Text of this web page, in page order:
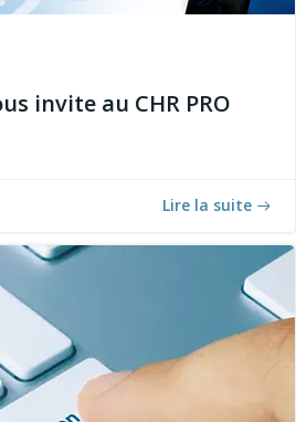
invite au CHR PRO
Lire la suite